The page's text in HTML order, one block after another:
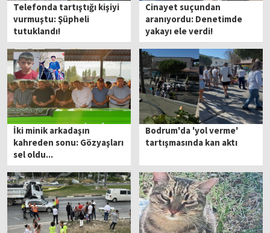
Telefonda tartıştığı kişiyi
vurmuştu: Şüpheli
tutuklandı!
Cinayet suçundan
aranıyordu: Denetimde
yakayı ele verdi!
İki minik arkadaşın
kahreden sonu: Gözyaşları
sel oldu...
Bodrum'da 'yol verme'
tartışmasında kan aktı